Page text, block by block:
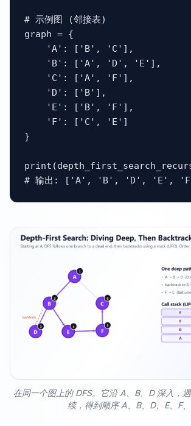
# 示例图 (邻接表)
graph = {
    'A': ['B', 'C'],
    'B': ['A', 'D', 'E'],
    'C': ['A', 'F'],
    'D': ['B'],
    'E': ['B', 'F'],
    'F': ['C', 'E']
}
# 输出: ['A', 'B', 'D', 'E',
在同一个图上的 DFS。它沿 A、B、D 深入，
续，得到顺序 A、B、D、E、F、